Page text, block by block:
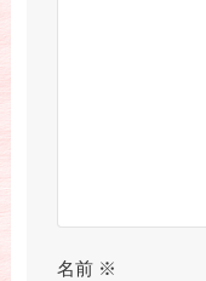
名前 ※